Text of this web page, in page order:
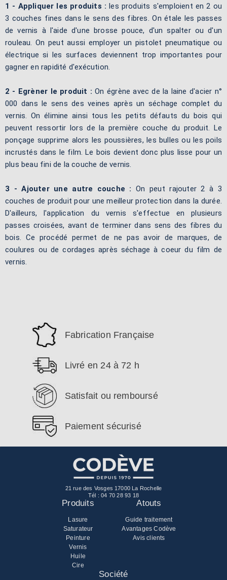
1 - Appliquer les produits : les produits s'emploient en 2 ou
3 couches fines dans le sens des fibres. On étale les passes
de vernis à l'aide d'une brosse pouce, d'un spalter ou d'un
rouleau. On peut aussi employer un pistolet pneumatique ou
électrique si les surfaces deviennent trop importantes pour
gagner en rapidité d'exécution.
2 - Egrèner le produit : On égrène avec de la laine d'acier n°
000 dans le sens des veines après un séchage complet du
vernis. On élimine ainsi tous les petits défauts du bois qui
peuvent ressortir lors de la première couche du produit. Le
ponçage supprime alors les poussières, les bulles ou les poils
incrustés dans le film. Le bois devient donc plus lisse pour un
plus beau fini de la couche de vernis.
3 - Ajouter une autre couche : On peut rajouter 2 à 3
couches de produit pour une meilleur protection dans la durée.
D'ailleurs, l'application du vernis s'effectue en plusieurs
passes croisées, avant de terminer dans sens des fibres du
bois. Ce procédé permet de ne pas avoir de marques, de
coulures ou de cordages après séchage à coeur du film de
vernis.
Fabrication Française
Livré en 24 à 72 h
Satisfait ou remboursé
Paiement sécurisé
21 rue des Vosges 17000 La Rochelle
Tél :04 70 28 93 18
Produits
Lasure
Saturateur
Peinture
Vernis
Huile
Cire
Atouts
Guide traitement
Avantages Codève
Avis clients
Société